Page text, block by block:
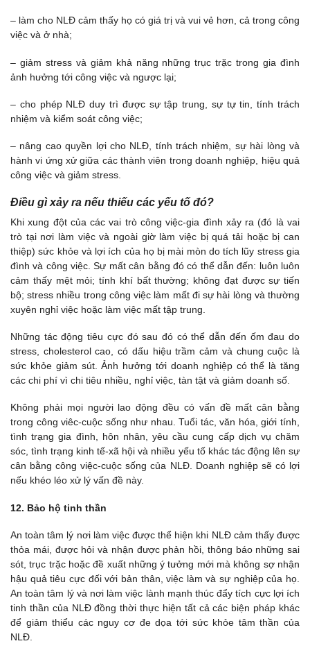
– làm cho NLĐ cảm thấy họ có giá trị và vui vẻ hơn, cả trong công
việc và ở nhà;
– giảm stress và giảm khả năng những trục trặc trong gia đình
ảnh hưởng tới công việc và ngược lại;
– cho phép NLĐ duy trì được sự tập trung, sự tự tin, tính trách
nhiệm và kiểm soát công việc;
– nâng cao quyền lợi cho NLĐ, tính trách nhiệm, sự hài lòng và
hành vi ứng xử giữa các thành viên trong doanh nghiệp, hiệu quả
công việc và giảm stress.
Điều gì xảy ra nếu thiếu các yếu tố đó?
Khi xung đột của các vai trò công việc-gia đình xảy ra (đó là vai
trò tại nơi làm việc và ngoài giờ làm việc bị quá tải hoặc bị can
thiệp) sức khỏe và lợi ích của họ bị mài mòn do tích lũy stress gia
đình và công việc. Sự mất cân bằng đó có thể dẫn đến: luôn luôn
cảm thấy mệt mỏi; tính khí bất thường; không đạt được sự tiến
bộ; stress nhiều trong công việc làm mất đi sự hài lòng và thường
xuyên nghỉ việc hoặc làm việc mất tập trung.
Những tác động tiêu cực đó sau đó có thể dẫn đến ốm đau do
stress, cholesterol cao, có dấu hiệu trầm cảm và chung cuộc là
sức khỏe giảm sút. Ảnh hưởng tới doanh nghiệp có thể là tăng
các chi phí vì chi tiêu nhiều, nghỉ việc, tàn tật và giảm doanh số.
Không phải mọi người lao động đều có vấn đề mất cân bằng
trong công viêc-cuộc sống như nhau. Tuổi tác, văn hóa, giới tính,
tình trạng gia đình, hôn nhân, yêu cầu cung cấp dịch vụ chăm
sóc, tình trạng kinh tế-xã hội và nhiều yếu tố khác tác động lên sự
cân bằng công việc-cuộc sống của NLĐ. Doanh nghiệp sẽ có lợi
nếu khéo léo xử lý vấn đề này.
12. Bảo hộ tinh thần
An toàn tâm lý nơi làm việc được thể hiện khi NLĐ cảm thấy được
thỏa mái, được hỏi và nhận được phản hồi, thông báo những sai
sót, trục trặc hoặc đề xuất những ý tưởng mới mà không sợ nhận
hậu quả tiêu cực đối với bản thân, việc làm và sự nghiệp của họ.
An toàn tâm lý và nơi làm việc lành mạnh thúc đẩy tích cực lợi ích
tinh thần của NLĐ đồng thời thực hiện tất cả các biện pháp khác
để giảm thiểu các nguy cơ đe dọa tới sức khỏe tâm thần của
NLĐ.